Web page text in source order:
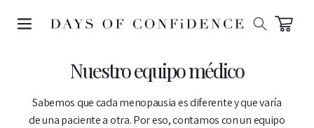
CONTENT
Carrito
Nuestro equipo médico
Sabemos que cada menopausia es diferente y que varía
de una paciente a otra. Por eso, contamos con un equipo